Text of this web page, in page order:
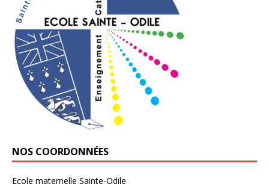
NOS COORDONNÉES
Ecole maternelle Sainte-Odile